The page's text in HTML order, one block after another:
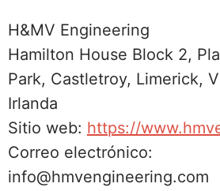
H&MV Engineering
Hamilton House Block 2,
Park, Castletroy, Limerick,
Irlanda
Sitio web: https://
Correo electrónico:
info@hmvengineering.com